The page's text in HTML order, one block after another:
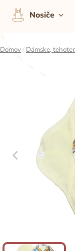
Nosiče
Domov/ Dámske,